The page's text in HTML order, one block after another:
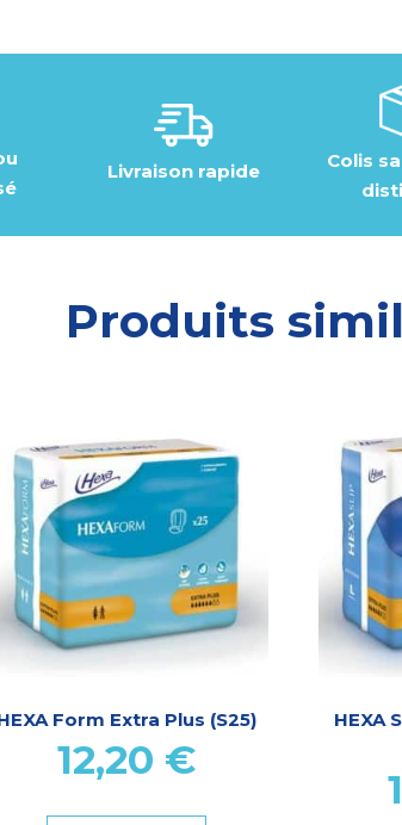
Livraison rapide
Colis
Produits
Form Extra Plus (S25)
12,20 €
HEXA